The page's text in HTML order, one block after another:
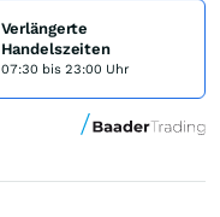
Verlängerte
Handelszeiten
07:30 bis 23:00 Uhr